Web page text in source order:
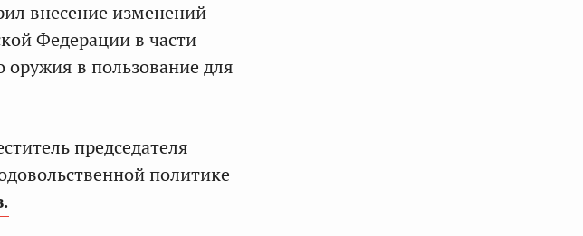
внесение изменений
Федерации в части
оружия в пользование для
председателя
политике
.